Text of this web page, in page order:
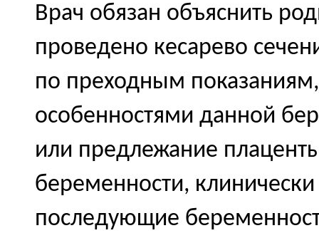
Врач обязан объяснить
проведено кесарево
по преходным показаниям,
особенностями данной
или предлежание
беременности, клинически
последующие